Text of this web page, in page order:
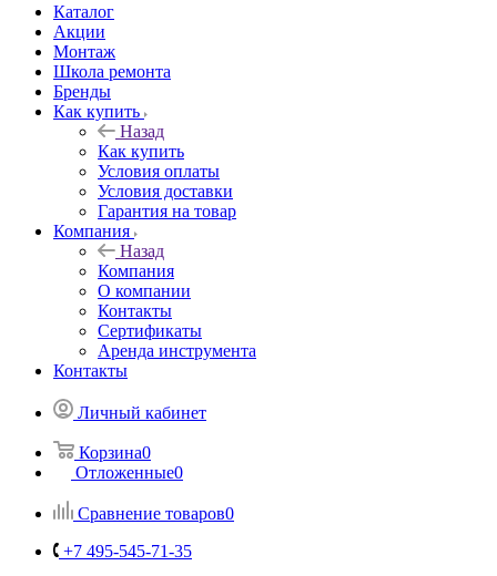
Каталог
Акции
Монтаж
Школа ремонта
Бренды
Как купить
Назад
Как купить
Условия оплаты
Условия доставки
Гарантия на товар
Компания
Назад
Компания
О компании
Контакты
Сертификаты
Аренда инструмента
Контакты
Личный кабинет
Корзина0
Отложенные0
Сравнение товаров0
+7 495-545-71-35